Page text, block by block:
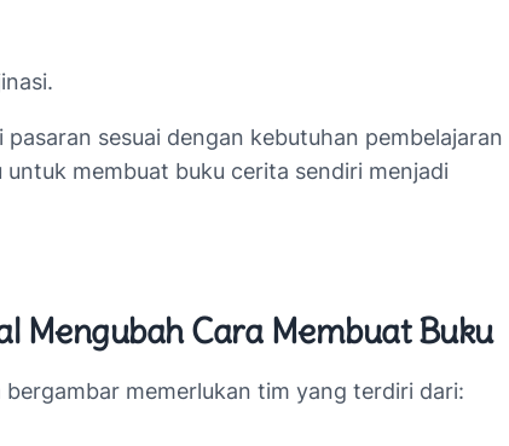
sesuai dengan kebutuhan pembelajaran
membuat buku cerita sendiri menjadi
Mengubah Cara Membuat Buku
memerlukan tim yang terdiri dari: